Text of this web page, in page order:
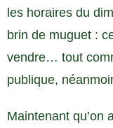
les horaires du
brin de muguet :
vendre… tout
publique,
Maintenant qu’on